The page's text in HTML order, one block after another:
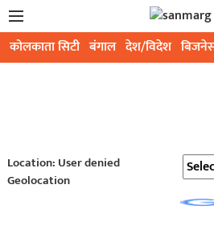
कोलकाता सिटी बंगाल देश/विदेश
Location: User denied
Geolocation